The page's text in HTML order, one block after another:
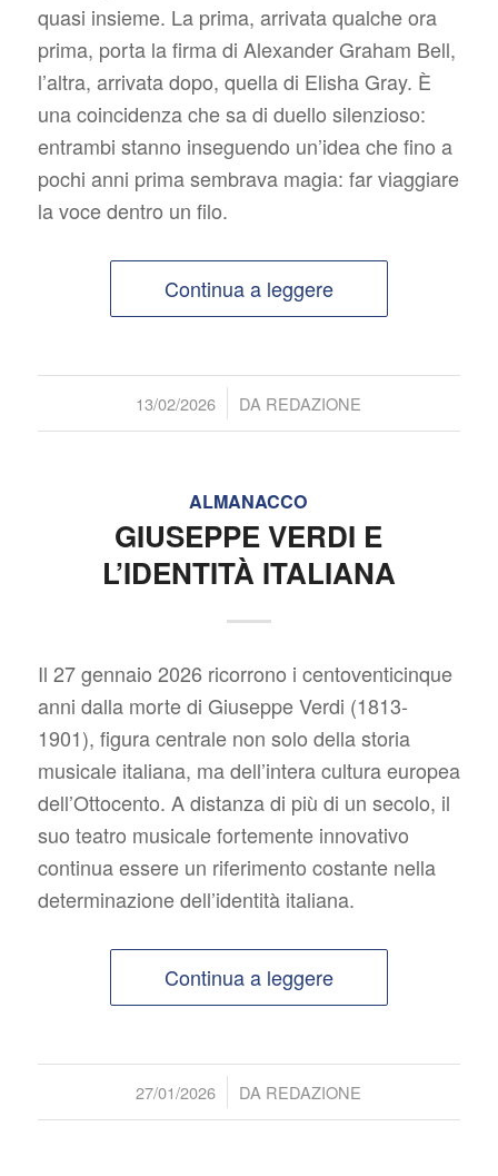
quasi insieme. La prima, arrivata qualche ora
prima, porta la firma di Alexander Graham Bell,
l’altra, arrivata dopo, quella di Elisha Gray. È
una coincidenza che sa di duello silenzioso:
entrambi stanno inseguendo un’idea che fino a
pochi anni prima sembrava magia: far viaggiare
la voce dentro un filo.
Continua a leggere
13/02/2026
/ DA REDAZIONE
ALMANACCO
GIUSEPPE VERDI E
L’IDENTITÀ ITALIANA
Il 27 gennaio 2026 ricorrono i centoventicinque
anni dalla morte di Giuseppe Verdi (1813-
1901), figura centrale non solo della storia
musicale italiana, ma dell’intera cultura europea
dell’Ottocento. A distanza di più di un secolo, il
suo teatro musicale fortemente innovativo
continua essere un riferimento costante nella
determinazione dell’identità italiana.
Continua a leggere
27/01/2026
/ DA REDAZIONE